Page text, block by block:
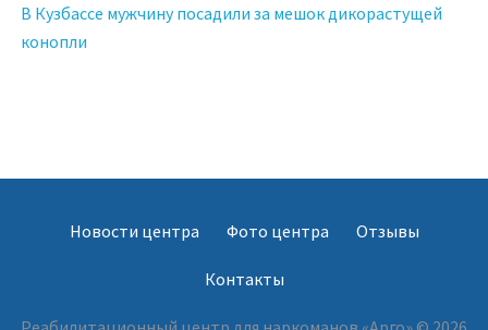
В Кузбассе мужчину посадили за мешок дикорастущей
конопли
Новости центра Фото центра Отзывы
Контакты